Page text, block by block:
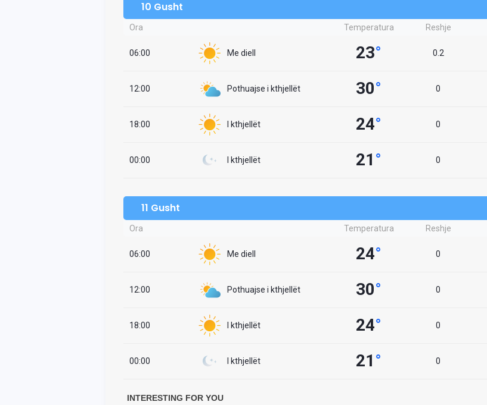
10 Gusht
Ora Temperatura Reshje
06:00 Me diell 23° 0.2
12:00 Pothuajse i kthjellët 30° 0
18:00 I kthjellët 24° 0
00:00 I kthjellët 21 ° 0
11 Gusht
Ora Temperatura Reshje
06:00 Me diell 24° 0
12:00 Pothuajse i kthjellët 30° 0
18:00 I kthjellët 24° 0
00:00 I kthjellët 21 ° 0